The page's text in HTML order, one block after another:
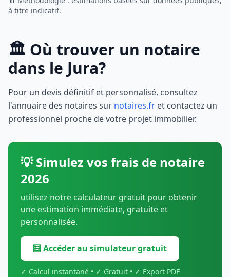
à titre indicatif.
🏛️ Où trouver un notaire
dans le Jura?
Pour un devis définitif et personnalisé, consultez
l'annuaire des notaires sur notaires.fr et contactez un
professionnel proche de votre projet immobilier.
💡 Simulez vos frais de notaire
2026
utilisez notre calculateur gratuit pour obtenir
une estimation immédiate, gratuite et
personnalisée.
🧮 Accéder au simulateur gratuit
✓ Calcul instantané • ✓ Gratuit • ✓ Export PDF